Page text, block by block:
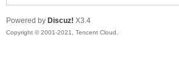
窝
Powered by Discuz! X3.4
Copyright © 2001-2021, Tencent Cloud.